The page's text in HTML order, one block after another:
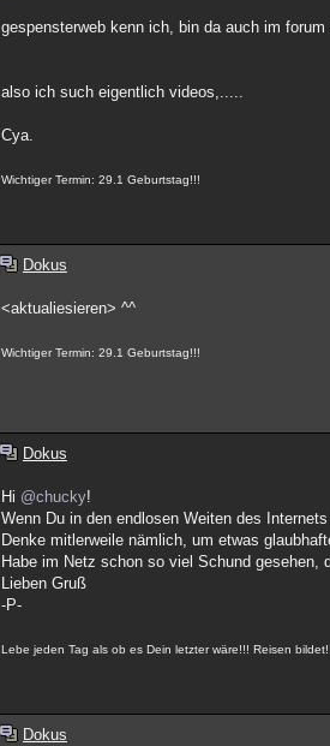
gespensterweb kenn ich, bin da auch im forum
also ich such eigentlich videos,.....
Cya.
Wichtiger Termin: 29.1 Geburtstag!!!
Dokus
<aktualiesieren> ^^
Wichtiger Termin: 29.1 Geburtstag!!!
Dokus
Hi @chucky!
Wenn Du in den endlosen Weiten des
Denke mitlerweile nämlich, um etwas
Habe im Netz schon so viel Schund gesehen,
Lieben Gruß
-P-
Lebe jeden Tag als ob es Dein letzter wäre!!! Reisen
Dokus